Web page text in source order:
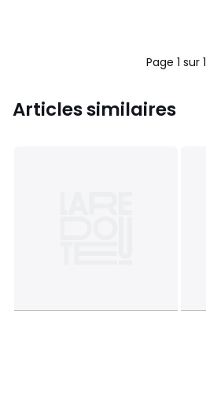
Page 1 sur 1
Articles similaires